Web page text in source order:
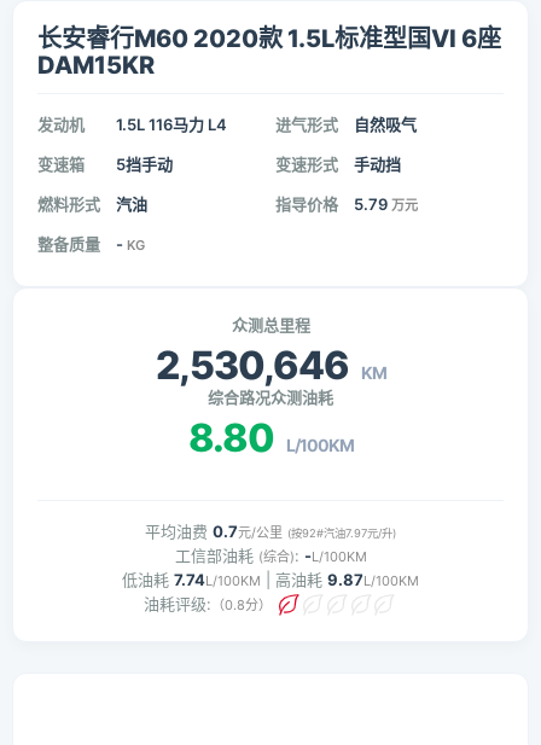
长安睿行M60 2020款 1.5L标准型国VI 6座
DAM15KR
发动机 1.5L 116马力 L4 进气形式 自然吸气
变速箱 5挡手动 变速形式 手动挡
燃料形式 汽油 指导价格 5.79 万元
整备质量 - KG
众测总里程
2,530,646 KM
综合路况众测油耗
8.80 L/100KM
平均油费 0.7元/公里 (按92#汽油7.97元/升)
工信部油耗 (综合): -L/100KM
低油耗 7.74L/100KM | 高油耗 9.87L/100KM
油耗评级: （0.8分）